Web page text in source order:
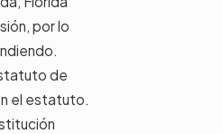
por lo
de
el estatuto.